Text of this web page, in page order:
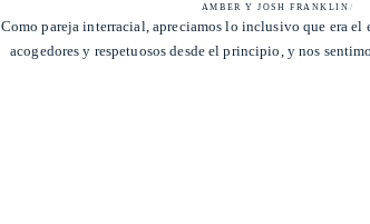
AMBER Y JOSH FRANKLIN /
Como pareja interracial, apreciamos lo inclusivo que era el
acogedores y respetuosos desde el principio, y nos